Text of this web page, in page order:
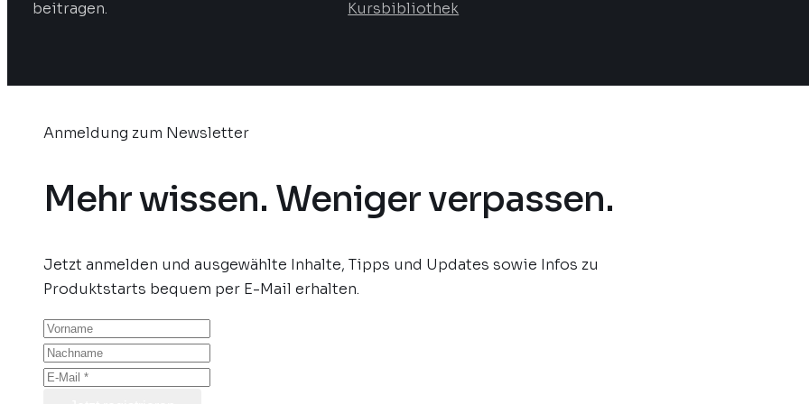
beitragen. Kursbibliothek
Anmeldung zum Newsletter
Mehr wissen. Weniger verpassen.
Jetzt anmelden und ausgewählte Inhalte, Tipps und Updates sowie Infos zu
Produktstarts bequem per E-Mail erhalten.